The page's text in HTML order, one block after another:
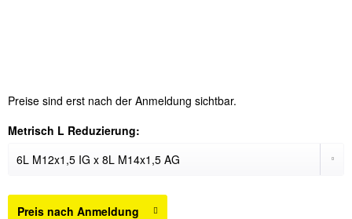
Preise sind erst nach der Anmeldung sichtbar.
Metrisch L Reduzierung:
Preis nach Anmeldung